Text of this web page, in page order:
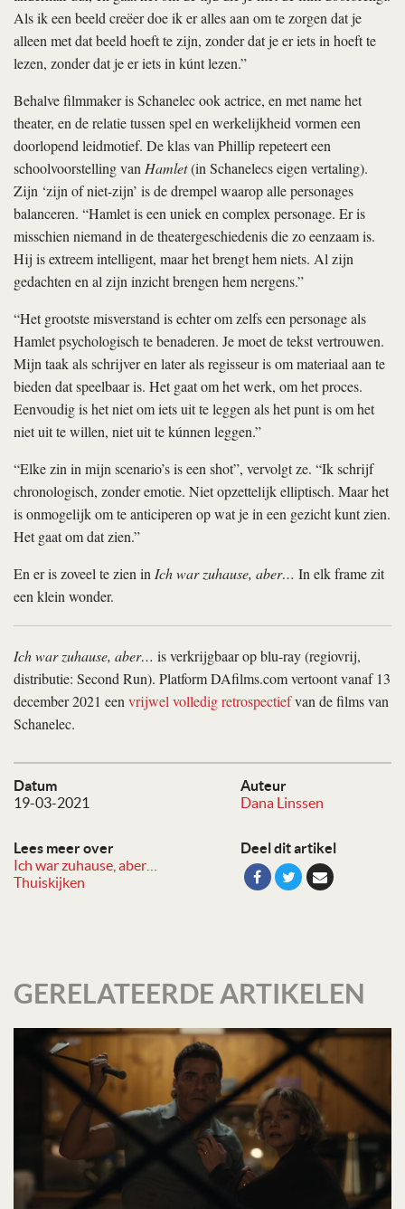
Datum
19-03-2021
Auteur
Dana Linssen
Lees meer over
Ich war zuhause, aber…
Thuiskijken
Deel dit artikel
Als ik een beeld creëer doe ik er alles aan om te zorgen dat je
alleen met dat beeld hoeft te zijn, zonder dat je er iets in hoeft te
lezen, zonder dat je er iets in kúnt lezen.”
Behalve filmmaker is Schanelec ook actrice, en met name het
theater, en de relatie tussen spel en werkelijkheid vormen een
doorlopend leidmotief. De klas van Phillip repeteert een
schoolvoorstelling van Hamlet(in Schanelecs eigen vertaling).
Zijn ‘zijn of niet-zijn’ is de drempel waarop alle personages
balanceren. “Hamlet is een uniek en complex personage. Er is
misschien niemand in de theatergeschiedenis die zo eenzaam is.
Hij is extreem intelligent, maar het brengt hem niets. Al zijn
gedachten en al zijn inzicht brengen hem nergens.”
“Het grootste misverstand is echter om zelfs een personage als
Hamlet psychologisch te benaderen. Je moet de tekst vertrouwen.
Mijn taak als schrijver en later als regisseur is om materiaal aan te
bieden dat speelbaar is. Het gaat om het werk, om het proces.
Eenvoudig is het niet om iets uit te leggen als het punt is om het
niet uit te willen, niet uit te kúnnen leggen.”
“Elke zin in mijn scenario’s is een shot”, vervolgt ze. “Ik schrijf
chronologisch, zonder emotie. Niet opzettelijk elliptisch. Maar het
is onmogelijk om te anticiperen op wat je in een gezicht kunt zien.
Het gaat om dat zien.”
En er is zoveel te zien in Ich war zuhause, aber… In elk frame zit
een klein wonder.
Ich war zuhause, aber… is verkrijgbaar op blu-ray (regiovrij,
distributie: Second Run). Platform DAfilms.com vertoont vanaf 13
december 2021 een vrijwel volledig retrospectiefvan de films van
Schanelec.
GERELATEERDE ARTIKELEN